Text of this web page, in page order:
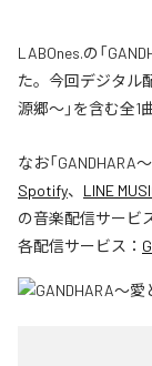
LABOnes.の「
た。今回デジタル
源郷〜」を含む全1
なお「GANDHARA
Spotify、 LINE
の音楽配信サービ
各配信サービス：